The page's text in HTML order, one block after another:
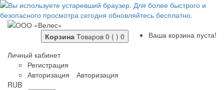
Корзина Товаров 0 ( ) 0
Ваша корзина пуста!
Личный кабинет
Регистрация
Авторизация
Авторизация
RUB